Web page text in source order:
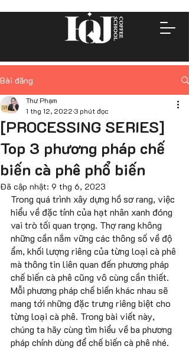
Bài đăng
[PROCESSING SERIES]
Top 3 phương pháp chế
biến cà phê phổ biến
Thư Phạm
1 thg 12, 2022 3 phút đọc
Đã cập nhật: 9 thg 6, 2023
Trong quá trình xây dựng hồ sơ rang, việc
hiểu về đặc tính của hạt nhân xanh đóng
vai trò tối quan trọng. Thợ rang không
những cần nắm vững các thông số về độ
ẩm, khối lượng riêng của từng loại cà phê
mà thông tin liên quan đến phương pháp
chế biến cà phê cũng vô cùng cần thiết.
Mỗi phương pháp chế biến khác nhau sẽ
mang tới những đặc trưng riêng biệt cho
từng loại cà phê. Trong bài viết này,
chúng ta hãy cùng tìm hiểu về ba phương
pháp chính dùng để chế biến cà phê nhé.